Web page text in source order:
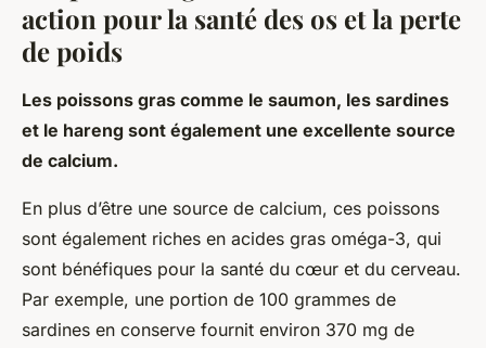
action pour la santé des os et la perte
de poids
Les poissons gras comme le saumon, les sardines
et le hareng sont également une excellente source
de calcium.
En plus d’être une source de calcium, ces poissons
sont également riches en acides gras oméga-3, qui
sont bénéfiques pour la santé du cœur et du cerveau.
Par exemple, une portion de 100 grammes de
sardines en conserve fournit environ 370 mg de